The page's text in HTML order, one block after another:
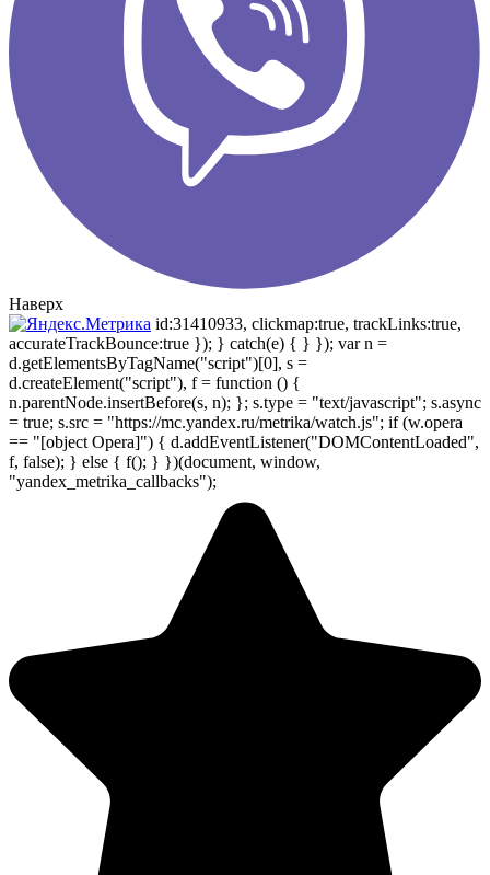
Наверх
id:31410933, clickmap:true, trackLinks:true,
accurateTrackBounce:true }); } catch(e) { } }); var n =
d.getElementsByTagName("script")[0], s =
d.createElement("script"), f = function () {
n.parentNode.insertBefore(s, n); }; s.type = "text/javascript"; s.async
= true; s.src = "https://mc.yandex.ru/metrika/watch.js"; if (w.opera
== "[object Opera]") { d.addEventListener("DOMContentLoaded",
f, false); } else { f(); } })(document, window,
"yandex_metrika_callbacks");